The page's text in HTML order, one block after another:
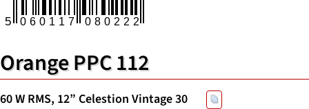
Orange PPC 112
60 W RMS, 12” Celestion Vintage 30